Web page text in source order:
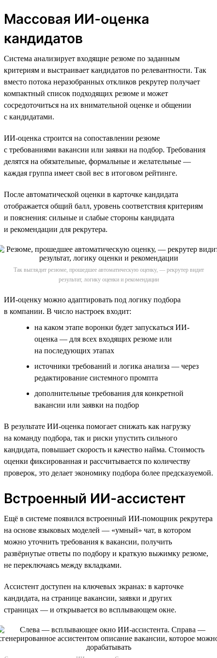
Массовая ИИ-оценка
кандидатов
Система анализирует входящие резюме по заданным
критериям и выстраивает кандидатов по релевантности. Так
вместо потока неразобранных откликов рекрутер получает
компактный список подходящих резюме и может
сосредоточиться на их внимательной оценке и общении
с кандидатами.
ИИ-оценка строится на сопоставлении резюме
с требованиями вакансии или заявки на подбор. Требования
делятся на обязательные, формальные и желательные —
каждая группа имеет свой вес в итоговом рейтинге.
После автоматической оценки в карточке кандидата
отображается общий балл, уровень соответствия критериям
и пояснения: сильные и слабые стороны кандидата
и рекомендации для рекрутера.
Так выглядит резюме, прошедшее автоматическую оценку, — рекрутер видит
результат, логику оценки и рекомендации
ИИ-оценку можно адаптировать под логику подбора
в компании. В число настроек входит:
на каком этапе воронки будет запускаться ИИ-
оценка — для всех входящих резюме или
на последующих этапах
источники требований и логика анализа — через
редактирование системного промпта
дополнительные требования для конкретной
вакансии или заявки на подбор
В результате ИИ-оценка помогает снижать как нагрузку
на команду подбора, так и риски упустить сильного
кандидата, повышает скорость и качество найма. Стоимость
оценки фиксированная и рассчитывается по количеству
проверок, это делает экономику подбора более предсказуемой.
Встроенный ИИ-ассистент
Ещё в системе появился встроенный ИИ-помощник рекрутера
на основе языковых моделей — «умный» чат, в котором
можно уточнить требования к вакансии, получить
развёрнутые ответы по подбору и краткую выжимку резюме,
не переключаясь между вкладками.
Ассистент доступен на ключевых экранах: в карточке
кандидата, на странице вакансии, заявки и других
страницах — и открывается во всплывающем окне.